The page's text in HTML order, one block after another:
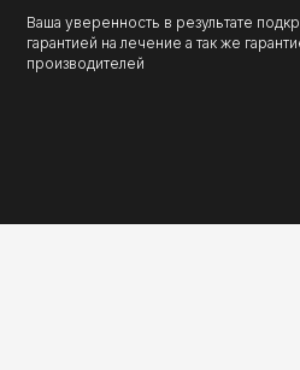
Ваша уверенность в результате
гарантией на лечение а так же
производителей